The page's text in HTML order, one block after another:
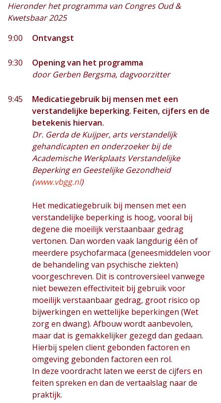
Hieronder het programma van Congres Oud &
Kwetsbaar 2025
9:00
Ontvangst
9:30
Opening van het programma
door Gerben Bergsma, dagvoorzitter
9:45
Medicatiegebruik bij mensen met een
verstandelijke beperking. Feiten, cijfers en de
betekenis hiervan.
Dr. Gerda de Kuijper, arts verstandelijk
gehandicapten en onderzoeker bij de
Academische Werkplaats Verstandelijke
Beperking en Geestelijke Gezondheid
(www.vbgg.nl)
Het medicatiegebruik bij mensen met een
verstandelijke beperking is hoog, vooral bij
degene die moeilijk verstaanbaar gedrag
vertonen. Dan worden vaak langdurig één of
meerdere psychofarmaca (geneesmiddelen voor
de behandeling van psychische ziekten)
voorgeschreven. Dit is controversieel vanwege
niet bewezen effectiviteit bij gebruik voor
moeilijk verstaanbaar gedrag, groot risico op
bijwerkingen en wettelijke beperkingen (Wet
zorg en dwang). Afbouw wordt aanbevolen,
maar dat is gemakkelijker gezegd dan gedaan.
Hierbij spelen client gebonden factoren en
omgeving gebonden factoren een rol.
In deze voordracht laten we eerst de cijfers en
feiten spreken en dan de vertaalslag naar de
praktijk.